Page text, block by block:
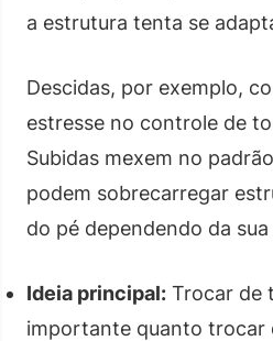
a estrutura tenta se
Descidas, por exemplo,
estresse no controle de
Subidas mexem no
podem sobrecarregar
do pé dependendo da
Ideia principal: Trocar de
importante quanto trocar